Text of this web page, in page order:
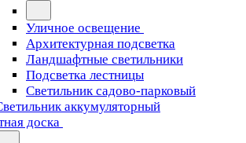
Уличное освещение
Архитектурная подсветка
Ландшафтные светильники
Подсветка лестницы
Светильник садово-парковый
аккумуляторный
доска